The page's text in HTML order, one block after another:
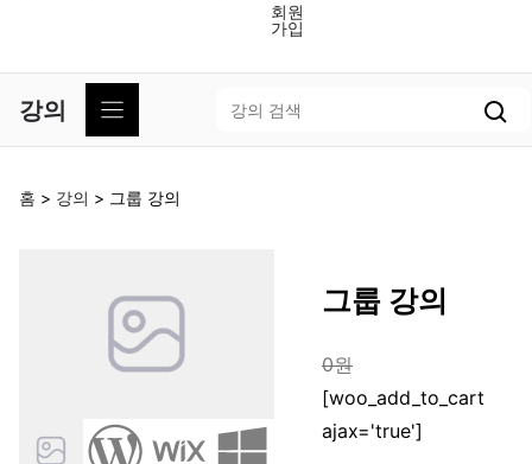
기
회원
가입
강의
검
홈 > 강의 > 그룹 강의
그룹 강의
0원
[woo_add_to_cart
ajax='true']